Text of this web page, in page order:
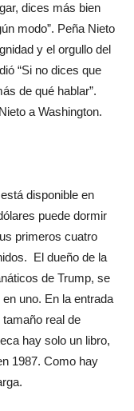
dices más bien
modo”. Peña Nieto
y el orgullo del
“Si no dices que
de qué hablar”.
a Washington.
disponible en
puede dormir
primeros cuatro
El dueño de la
de Trump, se
uno. En la entrada
real de
hay solo un libro,
1987. Como hay